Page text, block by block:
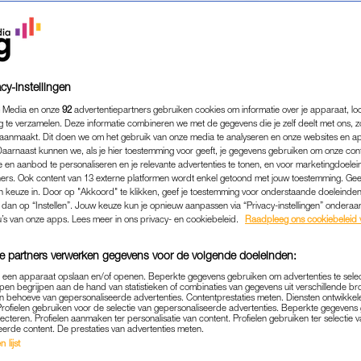
DESIGNCOLLECTIE
(EN WIJ HEBBEN DE
WONEN & KLUSSEN|WIL JE ZIEN
13-05-2026 | LINDE VERHULST
Ikea al een nieuwe Ikea PS-collectie aan, met
Lex Pott. Maar hij is niet de enige: in totaal
ineen met de Zweedse woongigant.
instellingen
en onze 92 advertentiepartners gebruiken cookies om informatie over je apparaat,
te verzamelen. Deze informatie combineren we met de gegevens die je zelf deelt met ons,
Dit doen we om het gebruik van onze media te analyseren en onze websites en
kunnen we, als je hier toestemming voor geeft, je gegevens gebruiken om onze
en aanbod te personaliseren en je relevante advertenties te tonen, en voor
Ook content van 13 externe platformen wordt enkel getoond met jouw toestemming.
keuze in. Door op "Akkoord" te klikken, geef je toestemming voor onderstaande
op “Instellen”. Jouw keuze kun je opnieuw aanpassen via “Privacy-instellingen”
van onze apps. Lees meer in ons privacy- en cookiebeleid.
Raadpleeg ons cookiebeleid
partners verwerken gegevens voor de volgende doeleinden:
apparaat opslaan en/of openen. Beperkte gegevens gebruiken om advertenties te
begrijpen aan de hand van statistieken of combinaties van gegevens uit verschillende
behoeve van gepersonaliseerde advertenties. Contentprestaties meten. Diensten
gebruiken voor de selectie van gepersonaliseerde advertenties. Beperkte
Profielen aanmaken ter personalisatie van content. Profielen gebruiken ter selectie
content. De prestaties van advertenties meten.
lijst